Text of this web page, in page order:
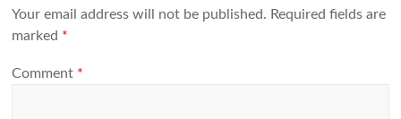
Your email address will not be published. Required fields are
marked *
Comment *